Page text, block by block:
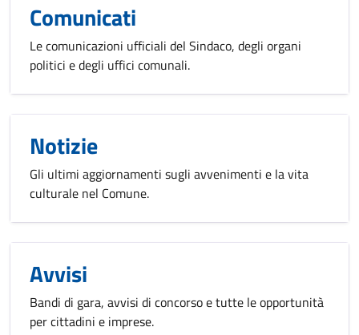
Comunicati
Le comunicazioni ufficiali del Sindaco, degli organi
politici e degli uffici comunali.
Notizie
Gli ultimi aggiornamenti sugli avvenimenti e la vita
culturale nel Comune.
Avvisi
Bandi di gara, avvisi di concorso e tutte le opportunità
per cittadini e imprese.